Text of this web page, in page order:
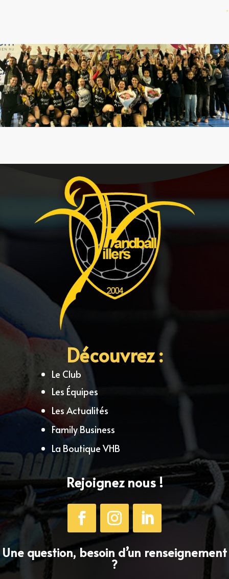
Découvrez :
Le Club
Les Équipes
Les Actualités
Family Business
La Boutique VHB
Rejoignez nous !
Une question, besoin d’un renseignement
?